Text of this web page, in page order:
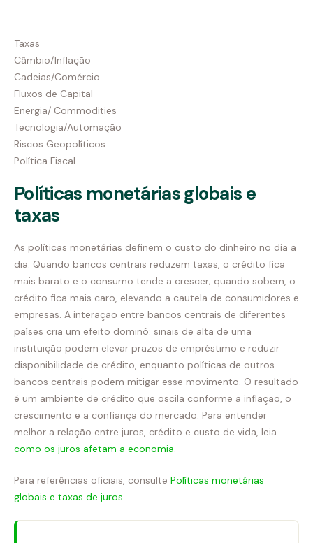
Taxas
Câmbio/Inflação
Cadeias/Comércio
Fluxos de Capital
Energia/ Commodities
Tecnologia/Automação
Riscos Geopolíticos
Política Fiscal
Políticas monetárias globais e
taxas
As políticas monetárias definem o custo do dinheiro no dia a
dia. Quando bancos centrais reduzem taxas, o crédito fica
mais barato e o consumo tende a crescer; quando sobem, o
crédito fica mais caro, elevando a cautela de consumidores e
empresas. A interação entre bancos centrais de diferentes
países cria um efeito dominó: sinais de alta de uma
instituição podem elevar prazos de empréstimo e reduzir
disponibilidade de crédito, enquanto políticas de outros
bancos centrais podem mitigar esse movimento. O resultado
é um ambiente de crédito que oscila conforme a inflação, o
crescimento e a confiança do mercado. Para entender
melhor a relação entre juros, crédito e custo de vida, leia
como os juros afetam a economia
Para referências oficiais, consulte Políticas monetárias
globais e taxas de juros